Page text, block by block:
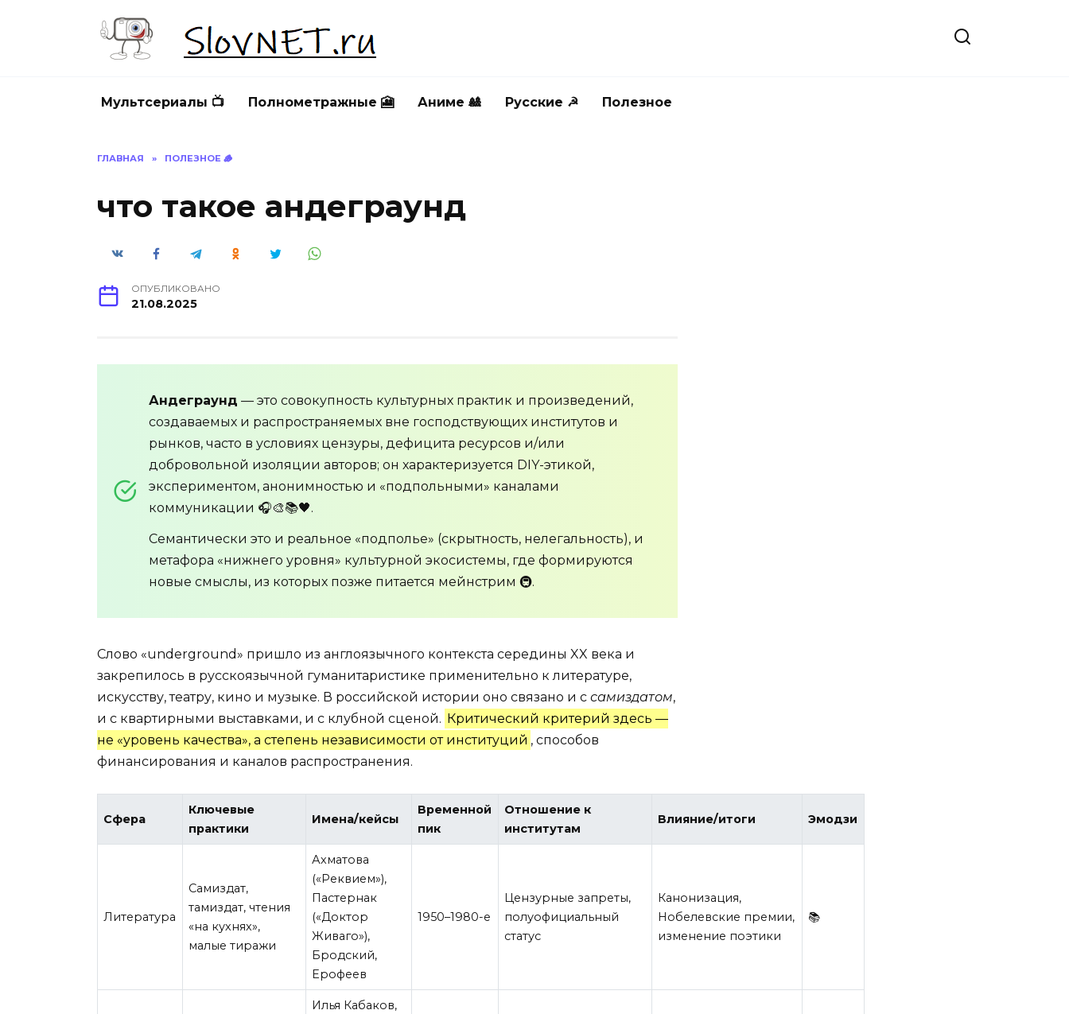
Мультсериалы 📺 Полнометражные 🎦 Аниме 🎎 Русские ☭ Полезное
ГЛАВНАЯ » ПОЛЕЗНОЕ 🪵
что такое андеграунд
ОПУБЛИКОВАНО
21.08.2025
Андеграунд — это совокупность культурных практик и произведений,
создаваемых и распространяемых вне господствующих институтов и
рынков, часто в условиях цензуры, дефицита ресурсов и/или
добровольной изоляции авторов; он характеризуется DIY-этикой,
экспериментом, анонимностью и «подпольными» каналами
коммуникации 🎧🎨📚🖤.
Семантически это и реальное «подполье» (скрытность, нелегальность), и
метафора «нижнего уровня» культурной экосистемы, где формируются
новые смыслы, из которых позже питается мейнстрим 🚇.
Слово «underground» пришло из англоязычного контекста середины XX века и
закрепилось в русскоязычной гуманитаристике применительно к литературе,
искусству, театру, кино и музыке. В российской истории оно связано и с самиздатом,
и с квартирными выставками, и с клубной сценой. Критический критерий здесь —
не «уровень качества», а степень независимости от институций , способов
финансирования и каналов распространения.
Сфера
Ключевые
практики
Имена/кейсы
Временной
пик
Отношение к
институтам
Влияние/итоги Эмодзи
Литература
Самиздат,
тамиздат, чтения
«на кухнях»,
малые тиражи
Ахматова
(«Реквием»),
Пастернак
(«Доктор
Живаго»),
Бродский,
Ерофеев
1950–1980-е
Цензурные запреты,
полуофициальный
статус
Канонизация,
Нобелевские премии,
изменение поэтики
📚
Илья Кабаков,